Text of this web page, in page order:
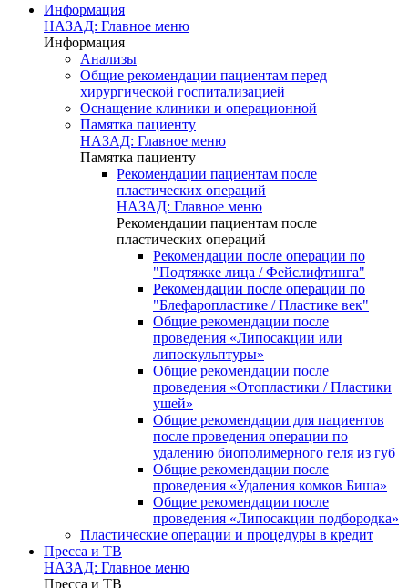
Информация
НАЗАД: Главное меню
Информация
Анализы
Общие рекомендации пациентам перед
хирургической госпитализацией
Оснащение клиники и операционной
Памятка пациенту
НАЗАД: Главное меню
Памятка пациенту
Рекомендации пациентам после
пластических операций
НАЗАД: Главное меню
Рекомендации пациентам после
пластических операций
Рекомендации после операции по
"Подтяжке лица / Фейслифтинга"
Рекомендации после операции по
"Блефаропластике / Пластике век"
Общие рекомендации после
проведения «Липосакции или
липоскульптуры»
Общие рекомендации после
проведения «Отопластики / Пластики
ушей»
Общие рекомендации для пациентов
после проведения операции по
удалению биополимерного геля из губ
Общие рекомендации после
проведения «Удаления комков Биша»
Общие рекомендации после
проведения «Липосакции подбородка»
Пластические операции и процедуры в кредит
Пресса и ТВ
НАЗАД: Главное меню
Пресса и ТВ